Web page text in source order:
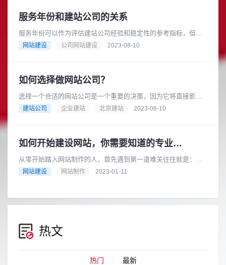
服务年份和建站公司的关系
服务年份可以作为评估建站公司经验和稳定性的参考指标，但并
不是唯一的决定因素。一个建站公司的服务年份可以反映他们在
网站建设 公司网站建设 2023-08-10
如何选择做网站公司？
选择一个合适的网站公司是一个重要的决策，因为它将直接影响
到你的业务和品牌形象。在选择网站公司时，你需要注意以下几
建站公司 企业建站 北京建站 2023-08-10
如何开始建设网站，你需要知道的专业建站术语。
从零开始踏入网站制作的人，首先遇到第一道难关往往就是：
「不懂网站设计的专业术语，连想丢关键字深入查询资料都找不
网站建设 网站制作 2023-01-11
热文
热门 最新